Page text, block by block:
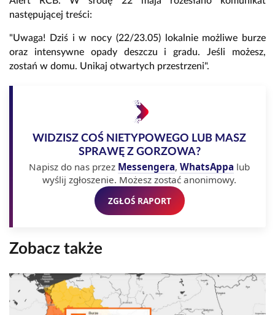
następującej treści:
"Uwaga! Dziś i w nocy (22/23.05) lokalnie możliwe burze
oraz intensywne opady deszczu i gradu. Jeśli możesz,
zostań w domu. Unikaj otwartych przestrzeni".
WIDZISZ COŚ NIETYPOWEGO LUB MASZ
SPRAWĘ Z GORZOWA?
Napisz do nas przez Messengera, WhatsAppa lub
wyślij zgłoszenie. Możesz zostać anonimowy.
ZGŁOŚ RAPORT
Zobacz także